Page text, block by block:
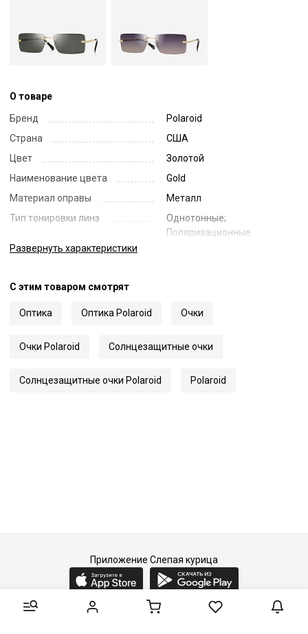
О товаре
Бренд
Polaroid
Страна
США
Цвет
Золотой
Наименование цвета
Gold
Материал оправы
Металл
Тип тонировки линз
Однотонные;
Поляризационные
Цвет линз
Диаметр линзы
Ширина переносицы
Код
65031
Развернуть характеристики
С этим товаром смотрят
Оптика Оптика Polaroid Очки
Очки Polaroid Солнцезащитные очки
Солнцезащитные очки Polaroid Polaroid
Приложение Слепая курица
2015-2026 © Слепая курица - fashion concept store.